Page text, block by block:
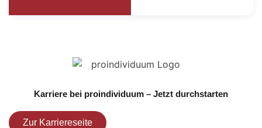
Karriere bei proindividuum – Jetzt durchstarten
Zur Karriereseite